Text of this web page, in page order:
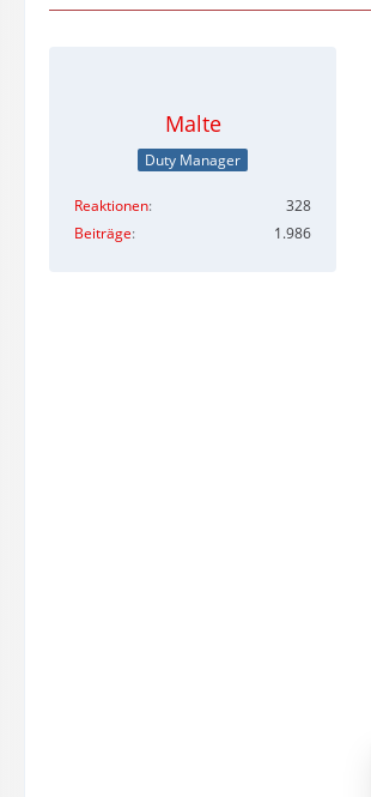
Malte
Duty Manager
Reaktionen
328
Beiträge
1.986